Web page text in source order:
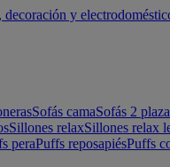
Sofás camaSofás 2
Sillones relaxSillones relax
peraPuffs reposapiésPuffs